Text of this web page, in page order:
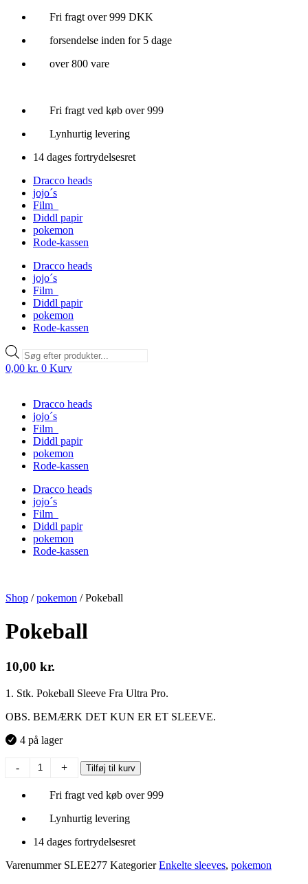
Videre
indhold
Fri fragt over 999 DKK
forsendelse inden for 5 dage
over 800 vare
Fri fragt ved køb over 999
Lynhurtig levering
14 dages fortrydelsesret
Dracco heads
jojo´s
Film
Diddl papir
pokemon
Rode-kassen
Dracco heads
jojo´s
Film
Diddl papir
pokemon
Rode-kassen
Products
search
0,00 kr. 0 Kurv
Dracco heads
jojo´s
Film
Diddl papir
pokemon
Rode-kassen
Dracco heads
jojo´s
Film
Diddl papir
pokemon
Rode-kassen
Shop /pokemon /Pokeball
Pokeball
10,00 kr.
1. Stk. Pokeball Sleeve Fra Ultra Pro.
OBS. BEMÆRK DET KUN ER ET SLEEVE.
4 på lager
-
Pokeball
+ Tilføj til kurv
Fri fragt ved køb over 999
Lynhurtig levering
14 dages fortrydelsesret
Varenummer SLEE277 Kategorier Enkelte sleeves, pokemon